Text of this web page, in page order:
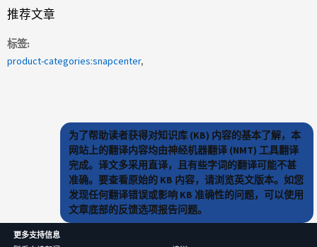
推荐文章
标签
product-categories:snapcenter
为了帮助读者获得对知识库 (KB) 内容的基本了解，本
网站上的翻译内容均由神经机器翻译 (NMT) 工具翻译
完成。译文多采用直译，且有些字词的翻译可能不甚
准确。要查看原始的 KB 内容，请浏览英文版本。如您
发现任何翻译错误或影响 KB 准确性的问题，可以使用
文章底部的反馈选项报告问题。
更多支持信息